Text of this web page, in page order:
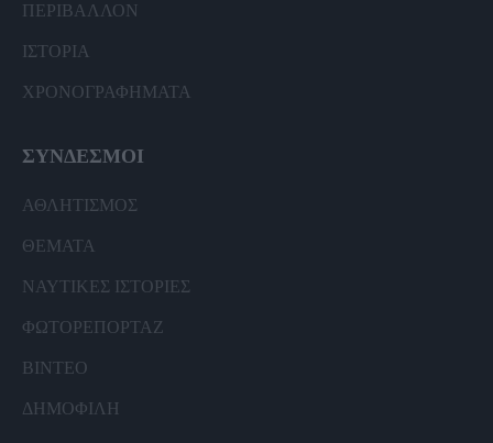
ΠΕΡΙΒΑΛΛΟΝ
ΙΣΤΟΡΙΑ
ΧΡΟΝΟΓΡΑΦΗΜΑΤΑ
ΣΥΝΔΕΣΜΟΙ
ΑΘΛΗΤΙΣΜΟΣ
ΘΕΜΑΤΑ
ΝΑΥΤΙΚΕΣ ΙΣΤΟΡΙΕΣ
ΦΩΤΟΡΕΠΟΡΤΑΖ
ΒΙΝΤΕΟ
ΔΗΜΟΦΙΛΗ